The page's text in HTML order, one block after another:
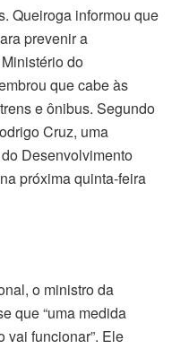
Queiroga informou que
prevenir a
do
que cabe às
e ônibus. Segundo
Cruz, uma
Desenvolvimento
próxima quinta-feira
o ministro da
que “uma medida
vai funcionar”. Ele